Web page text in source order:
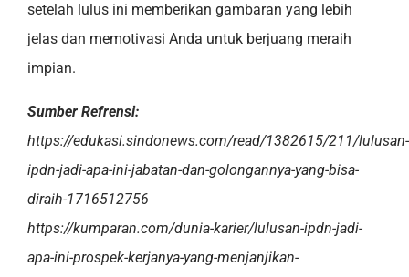
setelah lulus ini memberikan gambaran yang lebih
jelas dan memotivasi Anda untuk berjuang meraih
impian.
Sumber Refrensi:
https://edukasi.sindonews.com/read/1382615/211/lulusan-
ipdn-jadi-apa-ini-jabatan-dan-golongannya-yang-bisa-
diraih-1716512756
https://kumparan.com/dunia-karier/lulusan-ipdn-jadi-
apa-ini-prospek-kerjanya-yang-menjanjikan-